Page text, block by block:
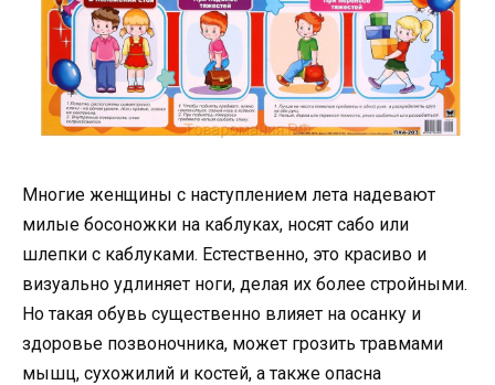
Многие женщины с наступлением лета надевают
милые босоножки на каблуках, носят сабо или
шлепки с каблуками. Естественно, это красиво и
визуально удлиняет ноги, делая их более стройными.
Но такая обувь существенно влияет на осанку и
здоровье позвоночника, может грозить травмами
мышц, сухожилий и костей, а также опасна